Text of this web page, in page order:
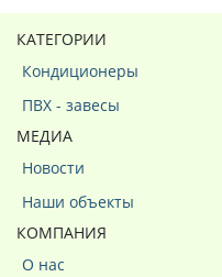
КАТЕГОРИИ
Кондиционеры
ПВХ - завесы
МЕДИА
Новости
Наши объекты
КОМПАНИЯ
О нас